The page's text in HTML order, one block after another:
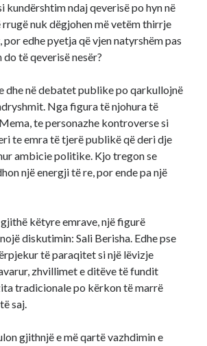
kundërshtim ndaj qeverisë po hyn në
rrugë nuk dëgjohen më vetëm thirrje
edhe pyetja që vjen natyrshëm pas
të qeverisë nesër?
dhe në debatet publike po qarkullojnë
Nga figura të njohura të
te personazhe kontroverse si
te emra të tjerë publikë që deri dje
ambicie politike. Kjo tregon se
një energji të re, por ende pa një
këtyre emrave, një figurë
diskutimin: Sali Berisha. Edhe pse
të paraqitet si një lëvizje
zhvillimet e ditëve të fundit
tradicionale po kërkon të marrë
saj.
gjithnjë e më qartë vazhdimin e